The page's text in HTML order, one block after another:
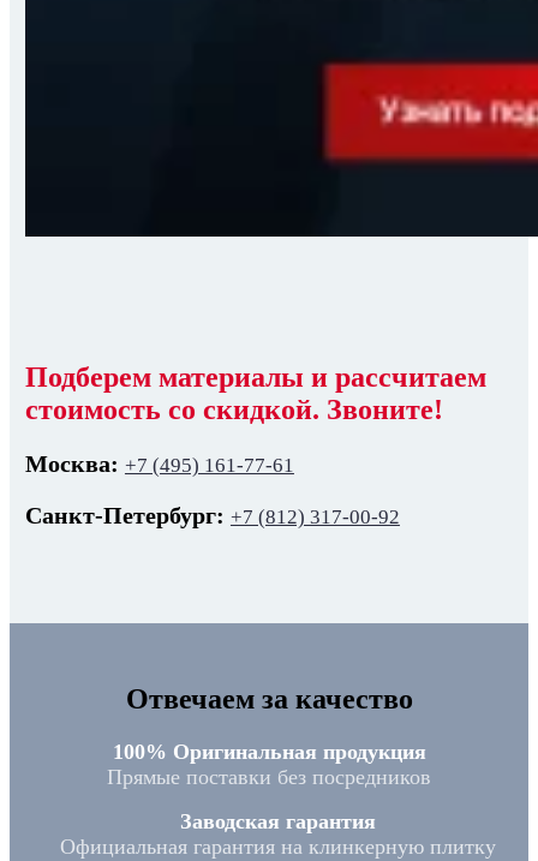
Подберем материалы и рассчитаем
стоимость со скидкой. Звоните!
Москва: +7 (495) 161-77-61
Санкт-Петербург: +7 (812) 317-00-92
Отвечаем за качество
100% Оригинальная продукция
Прямые поставки без посредников
Заводская гарантия
Официальная гарантия на клинкерную плитку